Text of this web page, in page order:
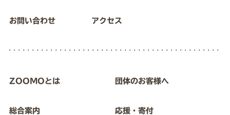
お問い合わせ アクセス
ZOOMOとは
総合案内
団体のお客様へ
応援・寄付